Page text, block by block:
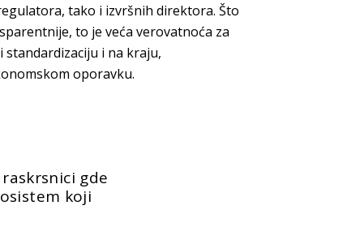
tako i izvršnih direktora. Što
to je veća verovatnoća za
i na kraju,
oporavku.
gde
koji